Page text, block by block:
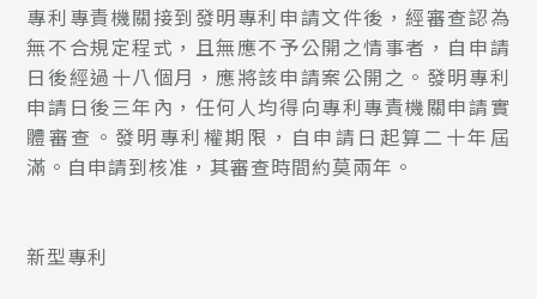
專利專責機關接到發明專利申請文件後，經審查認為
無不合規定程式，且無應不予公開之情事者，自申請
日後經過十八個月，應將該申請案公開之。發明專利
申請日後三年內，任何人均得向專利專責機關申請實
體審查。發明專利權期限，自申請日起算二十年屆
滿。自申請到核准，其審查時間約莫兩年。
新型專利